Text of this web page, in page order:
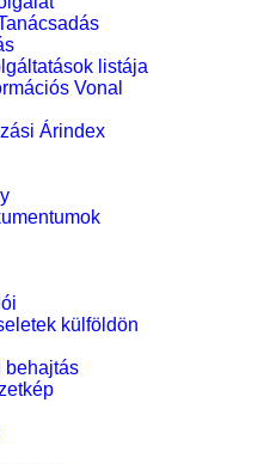
listája
Vonal
Árindex
külföldön
behajtás